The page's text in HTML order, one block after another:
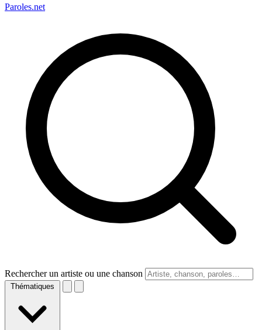
Paroles.net
Rechercher un artiste ou une chanson
Thématiques